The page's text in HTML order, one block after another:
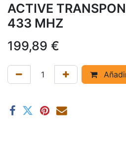
ACTIVE
433 MHZ
199,89 €